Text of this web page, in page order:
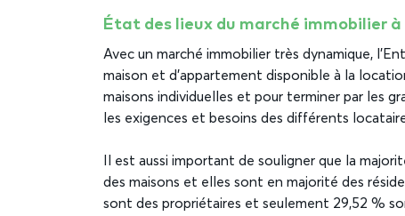
État des lieux du marché immobilier à
Avec un marché immobilier très dynamique,
maison et d’appartement disponible à la
maisons individuelles et pour terminer par les
les exigences et besoins des différents
Il est aussi important de souligner que la
des maisons et elles sont en majorité des
sont des propriétaires et seulement 29,52 %